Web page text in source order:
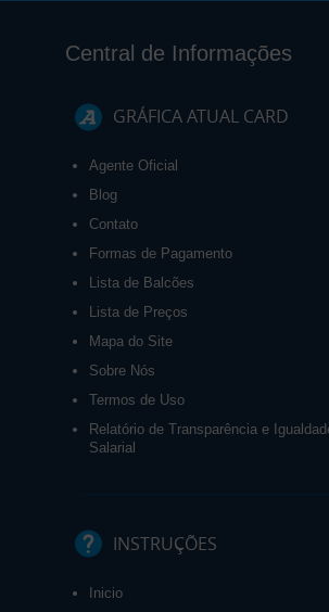
Central de Informações
GRÁFICA ATUAL CARD
Agente Oficial
Blog
Contato
Formas de Pagamento
Lista de Balcões
Lista de Preços
Mapa do Site
Sobre Nós
Termos de Uso
Relatório de Transparência e
Salarial
INSTRUÇÕES
Inicio